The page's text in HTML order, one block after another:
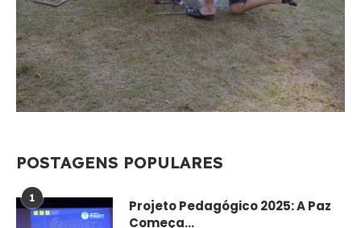
POSTAGENS POPULARES
1
Projeto Pedagógico 2025: A Paz
Começa...